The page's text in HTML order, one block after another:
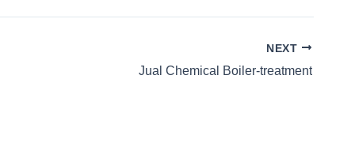
NEXT
Jual Chemical Boiler-treatment